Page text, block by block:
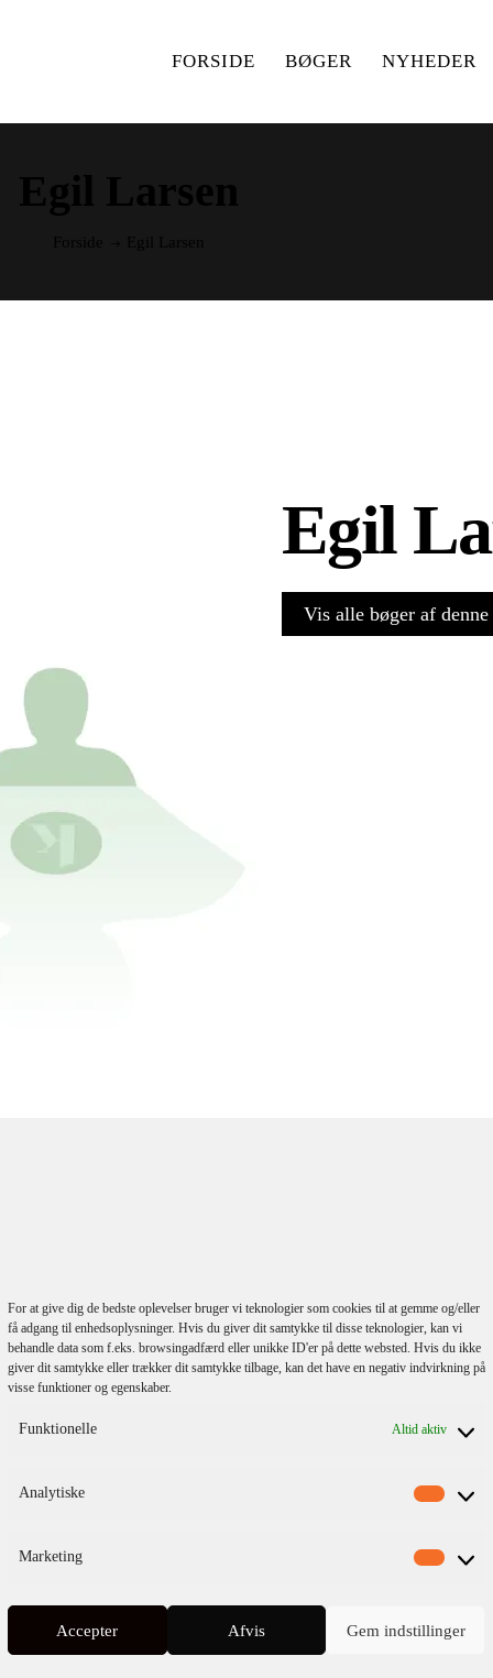
For at give dig de bedste oplevelser bruger vi teknologier som cookies til at gemme og/eller
få adgang til enhedsoplysninger. Hvis du giver dit samtykke til disse teknologier, kan vi
behandle data som f.eks. browsingadfærd eller unikke ID'er på dette websted. Hvis du ikke
giver dit samtykke eller trækker dit samtykke tilbage, kan det have en negativ indvirkning på
visse funktioner og egenskaber.
Funktionelle Altid aktiv
Analytiske
Marketing
Accepter Afvis Gem indstillinger
FORSIDE BØGER NYHEDER
Egil
Vis alle bøger af
nyhedsbrev